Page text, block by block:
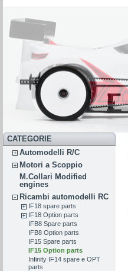
CATEGORIE
Automodelli R/C
Motori a Scoppio
M.Collari Modified
engines
Ricambi automodelli RC
IF18 spare parts
IF18 Option parts
IFB8 Spare parts
IFB8 Option parts
IF15 Spare parts
IF15 Option parts
Infinity IF14 spare e OPT
parts